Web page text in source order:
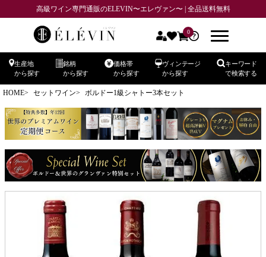
高級ワイン専門通販のELEVIN〜エレヴァン〜 | 全品送料無料
0
生産地
から探す
銘柄
から探す
価格帯
から探す
ヴィンテージ
から探す
キーワード
で検索する
HOME セットワイン ボルドー1級シャトー3本セット